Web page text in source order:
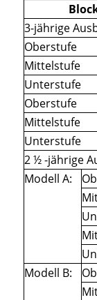
3-jährige
Oberstufe
Mittelstufe
Unterstufe
Oberstufe
Mittelstufe
Unterstufe
2 ½ -jährige
Modell A:
Modell B: